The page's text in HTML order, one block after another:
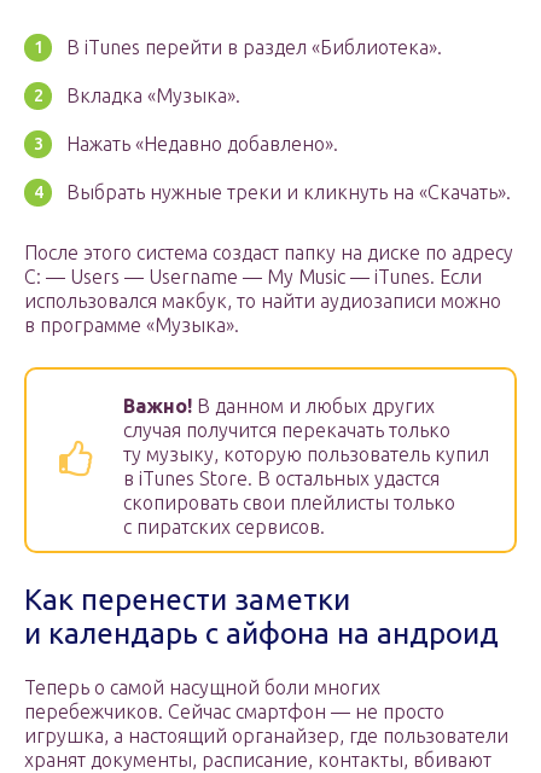
В iTunes перейти в раздел «Библиотека».
Вкладка «Музыка».
Нажать «Недавно добавлено».
Выбрать нужные треки и кликнуть на «Скачать».
После этого система создаст папку на диске по адресу
C: — Users — Username — My Music — iTunes. Если
использовался макбук, то найти аудиозаписи можно
в программе «Музыка».
Важно! В данном и любых других
случая получится перекачать только
ту музыку, которую пользователь купил
в iTunes Store. В остальных удастся
скопировать свои плейлисты только
с пиратских сервисов.
Как перенести заметки
и календарь с айфона на андроид
Теперь о самой насущной боли многих
перебежчиков. Сейчас смартфон — не просто
игрушка, а настоящий органайзер, где пользователи
хранят документы, расписание, контакты, вбивают